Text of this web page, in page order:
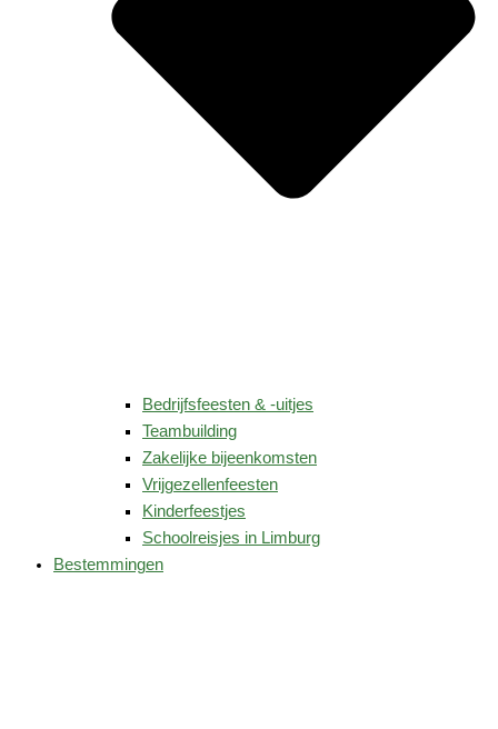
Bedrijfsfeesten & -uitjes
Teambuilding
Zakelijke bijeenkomsten
Vrijgezellenfeesten
Kinderfeestjes
Schoolreisjes in Limburg
Bestemmingen